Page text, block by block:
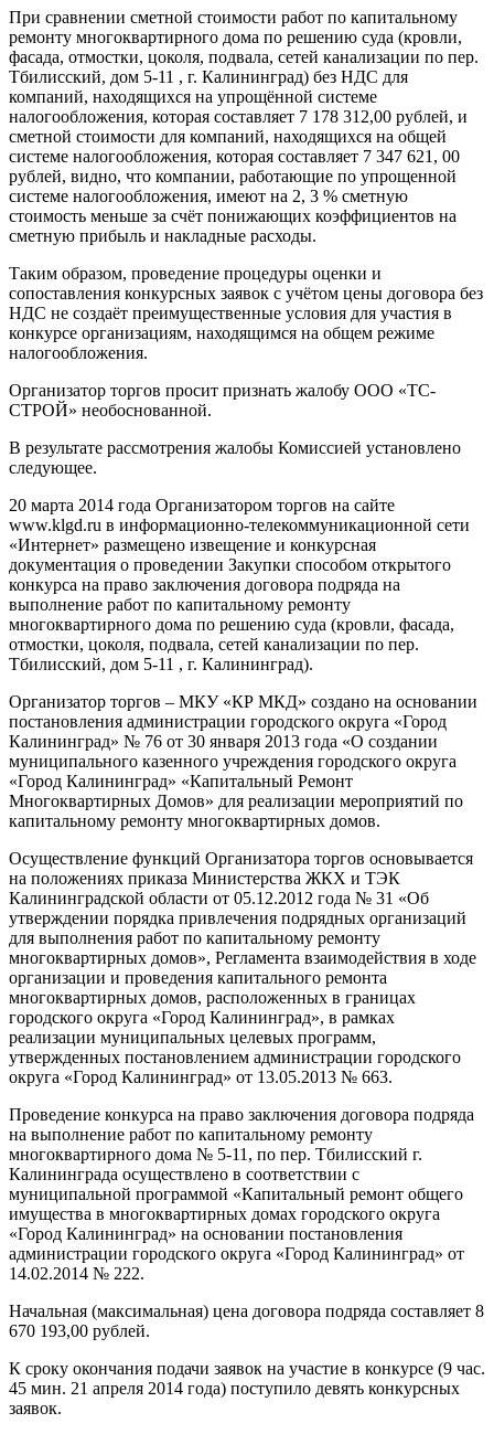
При сравнении сметной стоимости работ по капитальному
ремонту многоквартирного дома по решению суда (кровли,
фасада, отмостки, цоколя, подвала, сетей канализации по пер.
Тбилисский, дом 5-11 , г. Калининград) без НДС для
компаний, находящихся на упрощённой системе
налогообложения, которая составляет 7 178 312,00 рублей, и
сметной стоимости для компаний, находящихся на общей
системе налогообложения, которая составляет 7 347 621, 00
рублей, видно, что компании, работающие по упрощенной
системе налогообложения, имеют на 2, 3 % сметную
стоимость меньше за счёт понижающих коэффициентов на
сметную прибыль и накладные расходы.
Таким образом, проведение процедуры оценки и
сопоставления конкурсных заявок с учётом цены договора без
НДС не создаёт преимущественные условия для участия в
конкурсе организациям, находящимся на общем режиме
налогообложения.
Организатор торгов просит признать жалобу ООО «ТС-
СТРОЙ» необоснованной.
В результате рассмотрения жалобы Комиссией установлено
следующее.
20 марта 2014 года Организатором торгов на сайте
www.klgd.ru в информационно-телекоммуникационной сети
«Интернет» размещено извещение и конкурсная
документация о проведении Закупки способом открытого
конкурса на право заключения договора подряда на
выполнение работ по капитальному ремонту
многоквартирного дома по решению суда (кровли, фасада,
отмостки, цоколя, подвала, сетей канализации по пер.
Тбилисский, дом 5-11 , г. Калининград).
Организатор торгов – МКУ «КР МКД» создано на основании
постановления администрации городского округа «Город
Калининград» № 76 от 30 января 2013 года «О создании
муниципального казенного учреждения городского округа
«Город Калининград» «Капитальный Ремонт
Многоквартирных Домов» для реализации мероприятий по
капитальному ремонту многоквартирных домов.
Осуществление функций Организатора торгов основывается
на положениях приказа Министерства ЖКХ и ТЭК
Калининградской области от 05.12.2012 года № 31 «Об
утверждении порядка привлечения подрядных организаций
для выполнения работ по капитальному ремонту
многоквартирных домов», Регламента взаимодействия в ходе
организации и проведения капитального ремонта
многоквартирных домов, расположенных в границах
городского округа «Город Калининград», в рамках
реализации муниципальных целевых программ,
утвержденных постановлением администрации городского
округа «Город Калининград» от 13.05.2013 № 663.
Проведение конкурса на право заключения договора подряда
на выполнение работ по капитальному ремонту
многоквартирного дома № 5-11, по пер. Тбилисский г.
Калининграда осуществлено в соответствии с
муниципальной программой «Капитальный ремонт общего
имущества в многоквартирных домах городского округа
«Город Калининград» на основании постановления
администрации городского округа «Город Калининград» от
14.02.2014 № 222.
Начальная (максимальная) цена договора подряда составляет 8
670 193,00 рублей.
К сроку окончания подачи заявок на участие в конкурсе (9 час.
45 мин. 21 апреля 2014 года) поступило девять конкурсных
заявок.